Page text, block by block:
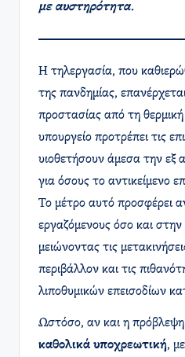
με αυστηρότητα.
Η τηλεργασία, που
της πανδημίας,
προστασίας από τη
υπουργείο προτρέπει τις
υιοθετήσουν άμεσα την εξ
για όσους το αντικείμενο
Το μέτρο αυτό προσφέρει
εργαζόμενους όσο και στην
μειώνοντας τις
περιβάλλον και τις
λιποθυμικών επεισοδίων
Ωστόσο, αν και η πρόβλεψη
καθολικά υποχρεωτική,